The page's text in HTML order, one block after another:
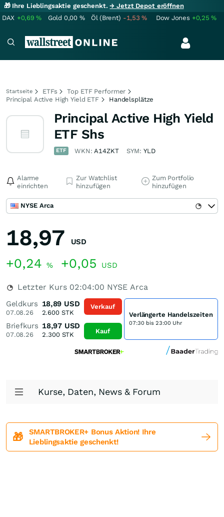
🎁 Ihre Lieblingsaktie geschenkt.→ Jetzt Depot eröffnen
DAX +0,69% Gold 0,00 % Öl (Brent) -1,53% Dow Jones +0,25%
Startseite ETFs
Top ETF Performer
Principal Active High Yield ETF
Handelsplätze
Principal Active High Yield
ETF Shs
ETF WKN:A14ZKT SYM: YLD
Alarme
einrichten
Zur Watchlist
hinzufügen
Zum Portfolio
hinzufügen
NYSE Arca
18,97 USD
+0,24 % +0,05 USD
Letzter Kurs 02:04:00 NYSE Arca
Geldkurs
07.08.26
18,89 USD
2.600STK
Briefkurs
07.08.26
18,97 USD
2.300STK
Verkauf
Kauf
Verlängerte Handelszeiten
07:30 bis 23:00 Uhr
Kurse, Daten, News & Forum
🎁
SMARTBROKER+ Bonus Aktion! Ihre
Lieblingsaktie geschenkt!